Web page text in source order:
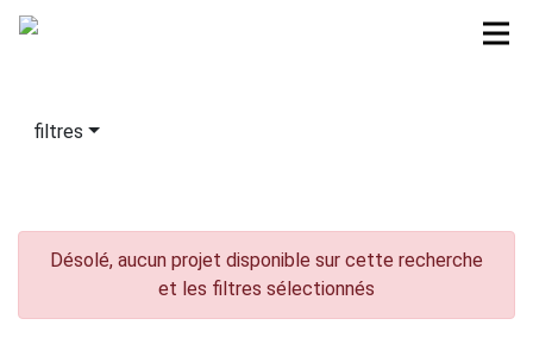
filtres
Désolé, aucun projet disponible sur cette recherche
et les filtres sélectionnés